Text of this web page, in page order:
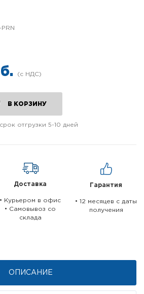
В КОРЗИНУ
отгрузки 5-10 дней
Доставка
• Курьером в офис
• Самовывоз со
склада
Гарантия
• 12 месяцев c даты
получения
ОПИСАНИЕ